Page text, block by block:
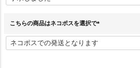
こちらの商品はネコポスを選択で
必
須